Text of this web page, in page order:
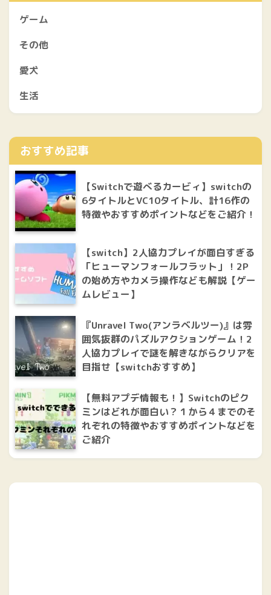
ゲーム
その他
愛犬
生活
おすすめ記事
【Switchで遊べるカービィ】switchの
6タイトルとVC10タイトル、計16作の
特徴やおすすめポイントなどをご紹介！
【switch】2人協力プレイが面白すぎる
「ヒューマンフォールフラット」！2P
の始め方やカメラ操作なども解説【ゲー
ムレビュー】
『Unravel Two(アンラベルツー)』は雰
囲気抜群のパズルアクションゲーム！2
人協力プレイで謎を解きながらクリアを
目指せ【switchおすすめ】
【無料アプデ情報も！】Switchのピク
ミンはどれが面白い？１から４までのそ
れぞれの特徴やおすすめポイントなどを
ご紹介